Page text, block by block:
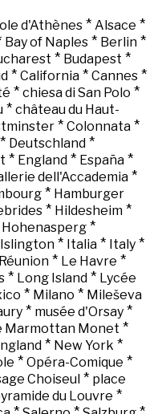
d'Athènes* Alsace *
Bay of Naples * Berlin *
* Budapest *
* California* Cannes*
* chiesa di San Polo *
* château du Haut-
* Colonnata *
Deutschland*
* England* España*
dell'Accademia*
* Hamburger
* Hildesheim*
Hohenasperg *
Islington * Italia * Italy *
* Le Havre *
* Long Island* Lycée
* Milano * Mileševa
* musée d'Orsay *
Marmottan Monet *
* New York *
* Opéra-Comique *
Choiseul * place
du Louvre *